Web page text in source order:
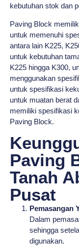
kebutuhan stok dan
Paving Block
untuk memenuhi
antara lain K225,
untuk kebutuhan
K225 hingga K300,
menggunakan
untuk spesifikasi
untuk muatan berat
memiliki spesifikasi
Paving Block.
Paving
Tanah
Pusat
Pemasangan
Dalam
sehingga
digunakan.